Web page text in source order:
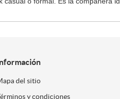
del sitio
y condiciones